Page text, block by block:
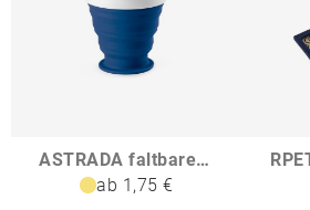
ASTRADA faltbarer Reisebecher aus Silikon und PP 250 ml
ab 1,75 €